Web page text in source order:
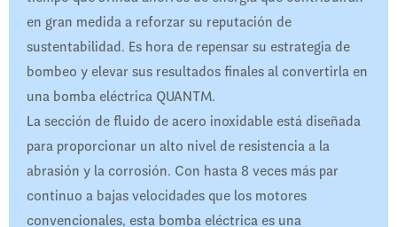
en gran medida a reforzar su reputación de
sustentabilidad. Es hora de repensar su estrategia de
bombeo y elevar sus resultados finales al convertirla en
una bomba eléctrica QUANTM.
La sección de fluido de acero inoxidable está diseñada
para proporcionar un alto nivel de resistencia a la
abrasión y la corrosión. Con hasta 8 veces más par
continuo a bajas velocidades que los motores
convencionales, esta bomba eléctrica es una